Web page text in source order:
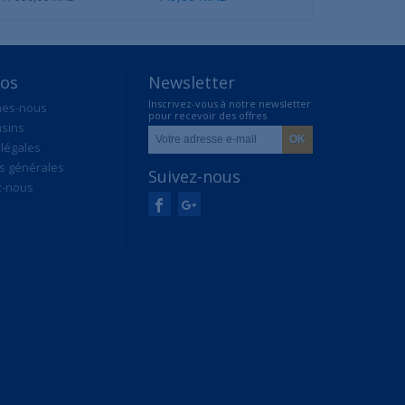
nous
générales
nous
Newsletter
Inscrivez-vous à notre newsletter
pour recevoir des offres
exclusives
Suivez-nous